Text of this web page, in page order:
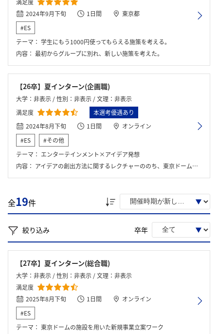
満足度
2024年9月下旬
1日間
東京都
#ES
テーマ： 学生にもう1000円使ってもらえる施策を考える。
内容： 最初からグループに別れ、新しい施策を考えた。
【26卒】夏インターン(企画職)
大学：非表示 / 性別：非表示 / 文理：非表示
満足度
本選考優遇あり
2024年8月下旬
1日間
オンライン
#ES
#その他
テーマ： エンターテインメント×アイデア発想
内容： アイデアの創出方法に関するレクチャーののち、東京ドームが手掛ける新規事業を提案する。
全19件
絞り込み 卒年
【27卒】夏インターン(総合職)
大学：非表示 / 性別：非表示 / 文理：非表示
満足度
2025年8月下旬
1日間
オンライン
#ES
テーマ： 東京ドームの施設を用いた新規事業立案ワーク